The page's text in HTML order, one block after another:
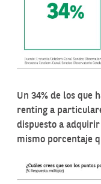
Un 34% de los que
renting a
dispuesto a
mismo porcentaje